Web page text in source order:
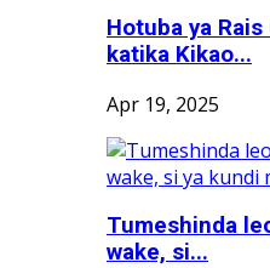
Hotuba ya
katika Kikao...
Apr 19, 2025
Tumeshinda
wake, si...